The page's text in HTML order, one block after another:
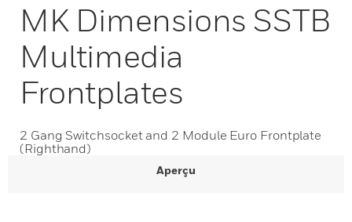
MK Dimensions SSTB
Multimedia
Frontplates
2 Gang Switchsocket and 2 Module Euro Frontplate
(Righthand)
Aperçu